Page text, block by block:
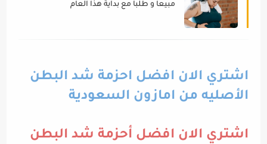
مبيعا و طلبا مع بداية هذا العام
اشتري الان افضل احزمة شد البطن
الأصليه من امازون السعودية
اشتري الان افضل أحزمة شد البطن